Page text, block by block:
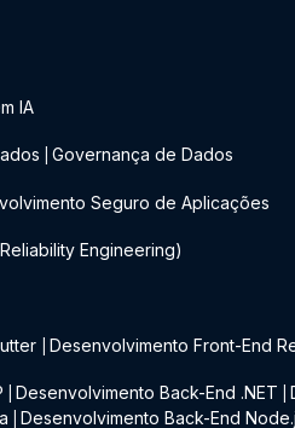
IA
Governança de Dados
Seguro de Aplicações
Engineering)
Desenvolvimento Front-End
Desenvolvimento Back-End .NET
Desenvolvimento Back-End